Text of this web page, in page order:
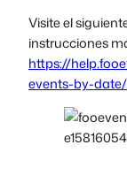
Visite el
instrucciones
https://
events-by-date/